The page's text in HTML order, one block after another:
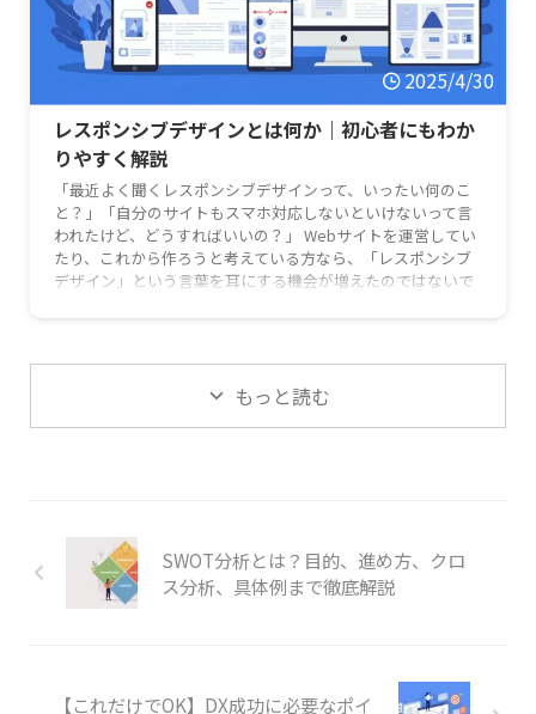
2025/4/30
レスポンシブデザインとは何か｜初心者にもわか
りやすく解説
「最近よく聞くレスポンシブデザインって、いったい何のこ
と？」「自分のサイトもスマホ対応しないといけないって言
われたけど、どうすればいいの？」 Webサイトを運営してい
たり、これから作ろうと考えている方なら、「レスポンシブ
デザイン」という言葉を耳にする機会が増えたのではないで
ォン。通勤中にニュースをチェックしたり、お店の情報を調
したよね。 この記事では、そんな時代の必須スキルとも言え
もっと読む
SWOT分析とは？目的、進め方、クロ
ス分析、具体例まで徹底解説
【これだけでOK】DX成功に必要なポイ